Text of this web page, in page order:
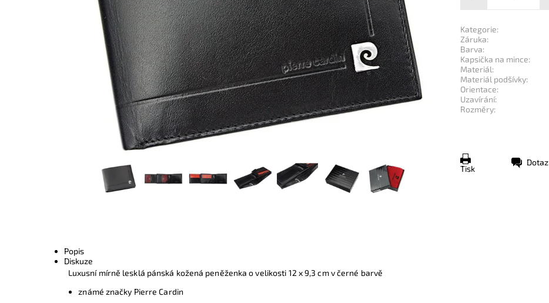
Kategorie:
Záruka:
Barva:
Kapsička na mince:
Materiál:
Materiál podšívky:
Orientace:
Uzavírání:
Rozměry:
Tisk
Dotaz
Popis
Diskuze
Luxusní mírně lesklá pánská kožená peněženka o velikosti 12 x 9,3 cmv černé barvě
známé značky Pierre Cardin